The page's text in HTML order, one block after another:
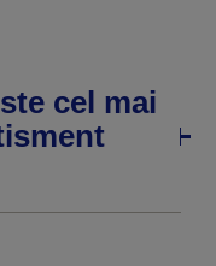
cel mai